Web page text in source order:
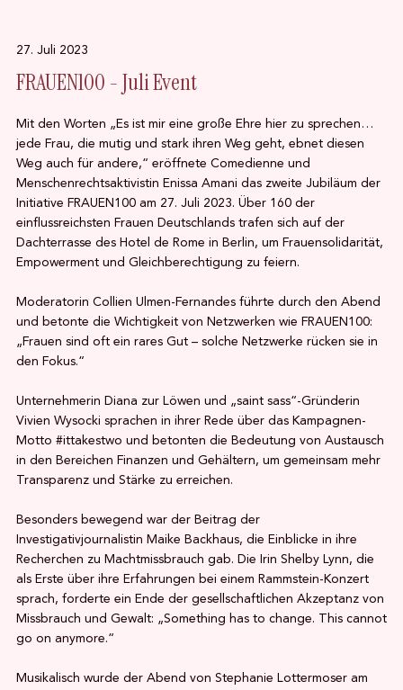
27. Juli 2023
FRAUEN100 - Juli Event
Mit den Worten „Es ist mir eine große Ehre hier zu sprechen…
jede Frau, die mutig und stark ihren Weg geht, ebnet diesen
Weg auch für andere,“ eröffnete Comedienne und
Menschenrechtsaktivistin Enissa Amani das zweite Jubiläum der
Initiative FRAUEN100 am 27. Juli 2023. Über 160 der
einflussreichsten Frauen Deutschlands trafen sich auf der
Dachterrasse des Hotel de Rome in Berlin, um Frauensolidarität,
Empowerment und Gleichberechtigung zu feiern.
Moderatorin Collien Ulmen-Fernandes führte durch den Abend
und betonte die Wichtigkeit von Netzwerken wie FRAUEN100:
„Frauen sind oft ein rares Gut – solche Netzwerke rücken sie in
den Fokus.“
Unternehmerin Diana zur Löwen und „saint sass“-Gründerin
Vivien Wysocki sprachen in ihrer Rede über das Kampagnen-
Motto #ittakestwo und betonten die Bedeutung von Austausch
in den Bereichen Finanzen und Gehältern, um gemeinsam mehr
Transparenz und Stärke zu erreichen.
Besonders bewegend war der Beitrag der
Investigativjournalistin Maike Backhaus, die Einblicke in ihre
Recherchen zu Machtmissbrauch gab. Die Irin Shelby Lynn, die
als Erste über ihre Erfahrungen bei einem Rammstein-Konzert
sprach, forderte ein Ende der gesellschaftlichen Akzeptanz von
Missbrauch und Gewalt: „Something has to change. This cannot
go on anymore.“
Musikalisch wurde der Abend von Stephanie Lottermoser am